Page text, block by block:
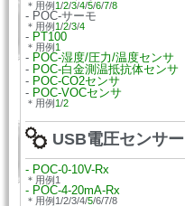
＊用例1/2/3/4/5/6/7/8
- POC-サーモ
＊用例1/2/3/4
- PT100
＊用例1
- POC-湿度/圧力/温度センサ
- POC-白金測温抵抗体センサ
- POC-CO2センサ
- POC-VOCセンサ
＊用例1/2
USB電圧センサー
- POC-0-10V-Rx
＊用例1
- POC-4-20mA-Rx
＊用例1/2/3/4/5/6/7/8